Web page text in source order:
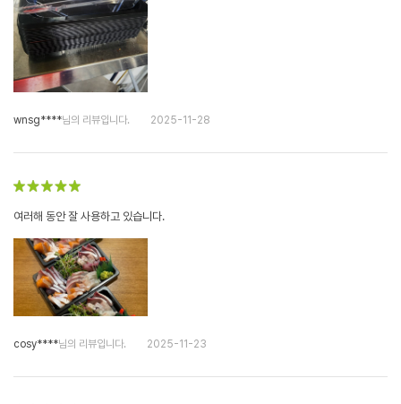
wnsg****님의 리뷰입니다. 2025-11-28
여러해 동안 잘 사용하고 있습니다.
cosy****님의 리뷰입니다. 2025-11-23